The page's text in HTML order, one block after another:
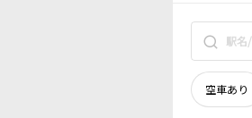
空車あり